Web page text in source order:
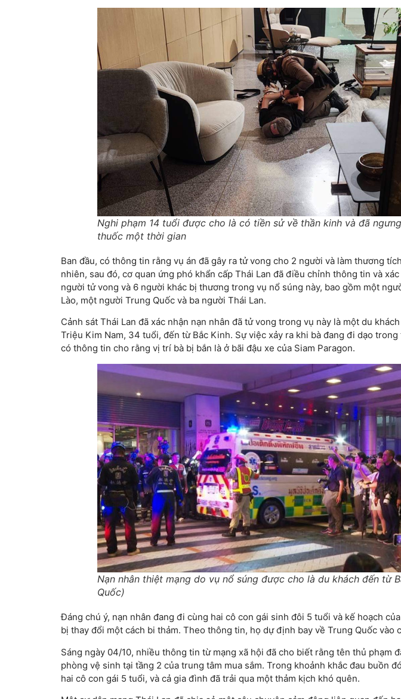
Nghi phạm 14 tuổi được cho là có tiền sử về thần kinh và đã
thuốc một thời gian
Ban đầu, có thông tin rằng vụ án đã gây ra tử vong cho 2 người và làm thương
nhiên, sau đó, cơ quan ứng phó khẩn cấp Thái Lan đã điều chỉnh thông tin và
người tử vong và 6 người khác bị thương trong vụ nổ súng này, bao gồm một
Lào, một người Trung Quốc và ba người Thái Lan.
Cảnh sát Thái Lan đã xác nhận nạn nhân đã tử vong trong vụ này là một du
Triệu Kim Nam, 34 tuổi, đến từ Bắc Kinh. Sự việc xảy ra khi bà đang đi dạo trong
có thông tin cho rằng vị trí bà bị bắn là ở bãi đậu xe của Siam Paragon.
Nạn nhân thiệt mạng do vụ nổ súng được cho là du khách đến từ
Quốc)
Đáng chú ý, nạn nhân đang đi cùng hai cô con gái sinh đôi 5 tuổi và kế hoạch
bị thay đổi một cách bi thảm. Theo thông tin, họ dự định bay về Trung Quốc vào
Sáng ngày 04/10, nhiều thông tin từ mạng xã hội đã cho biết rằng tên thủ phạm
phòng vệ sinh tại tầng 2 của trung tâm mua sắm. Trong khoảnh khắc đau buồn
hai cô con gái 5 tuổi, và cả gia đình đã trải qua một thảm kịch khó quên.